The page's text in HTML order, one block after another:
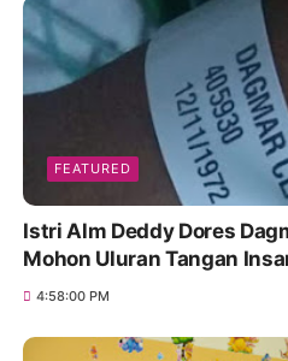
FEATURED
Istri Alm Deddy Dores
Mohon Uluran Tangan
4:58:00 PM